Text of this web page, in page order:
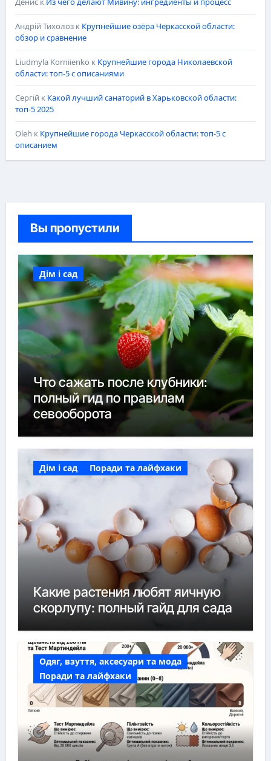
Андрій Тихолозк Крупнейшие озёра Черкасской области:
обзор и сравнение
Liudmyla Korniienko к Крупнейшие города Николаевской
области: топ-5 с описаниями
Сергійк Какой лучший санаторий в Харьковской области:
топ-5 2025
Oleh к Крупнейшие города Черкасской области: топ-5 с
описанием
Вы пропустили
Дім і сад
Что сажать после клубники:
полный гид по правилам
севооборота
Дім і сад Поради та лайфхаки
Какие растения любят яичную
скорлупу: полный гайд для сада
Одяг, взуття, аксесуари та мода
Поради та лайфхаки